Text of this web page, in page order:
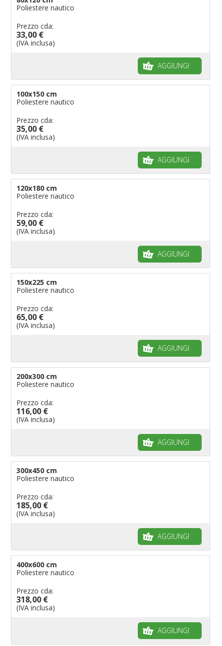
Poliestere nautico
Prezzo cda:
33,00 €
(IVA inclusa)
AGGIUNGI
100x150 cm
Poliestere nautico
Prezzo cda:
35,00 €
(IVA inclusa)
AGGIUNGI
120x180 cm
Poliestere nautico
Prezzo cda:
59,00 €
(IVA inclusa)
AGGIUNGI
150x225 cm
Poliestere nautico
Prezzo cda:
65,00 €
(IVA inclusa)
AGGIUNGI
200x300 cm
Poliestere nautico
Prezzo cda:
116,00 €
(IVA inclusa)
AGGIUNGI
300x450 cm
Poliestere nautico
Prezzo cda:
185,00 €
(IVA inclusa)
AGGIUNGI
400x600 cm
Poliestere nautico
Prezzo cda:
318,00 €
(IVA inclusa)
AGGIUNGI